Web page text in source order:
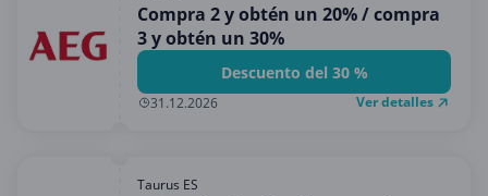
Compra 2 y obtén un 20% / compra
3 y obtén un 30%
Descuento del 30 %
31.12.2026 Ver detalles
Taurus ES